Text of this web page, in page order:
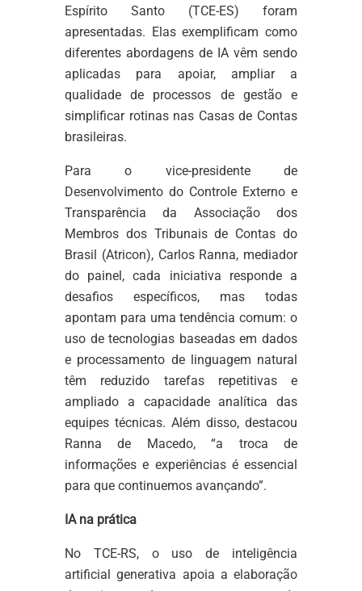
Espírito Santo (TCE-ES) foram
apresentadas. Elas exemplificam como
diferentes abordagens de IA vêm sendo
aplicadas para apoiar, ampliar a
qualidade de processos de gestão e
simplificar rotinas nas Casas de Contas
brasileiras.
Para o vice-presidente de
Desenvolvimento do Controle Externo e
Transparência da Associação dos
Membros dos Tribunais de Contas do
Brasil (Atricon), Carlos Ranna, mediador
do painel, cada iniciativa responde a
desafios específicos, mas todas
apontam para uma tendência comum: o
uso de tecnologias baseadas em dados
e processamento de linguagem natural
têm reduzido tarefas repetitivas e
ampliado a capacidade analítica das
equipes técnicas. Além disso, destacou
Ranna de Macedo, “a troca de
informações e experiências é essencial
para que continuemos avançando”.
IA na prática
No TCE-RS, o uso de inteligência
artificial generativa apoia a elaboração